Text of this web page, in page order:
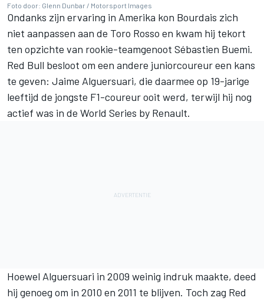
Foto door: Glenn Dunbar / Motorsport Images
Ondanks zijn ervaring in Amerika kon Bourdais zich
niet aanpassen aan de Toro Rosso en kwam hij tekort
ten opzichte van rookie-teamgenoot Sébastien Buemi.
Red Bull besloot om een andere juniorcoureur een kans
te geven: Jaime Alguersuari, die daarmee op 19-jarige
leeftijd de jongste F1-coureur ooit werd, terwijl hij nog
actief was in de World Series by Renault.
Hoewel Alguersuari in 2009 weinig indruk maakte, deed
hij genoeg om in 2010 en 2011 te blijven. Toch zag Red